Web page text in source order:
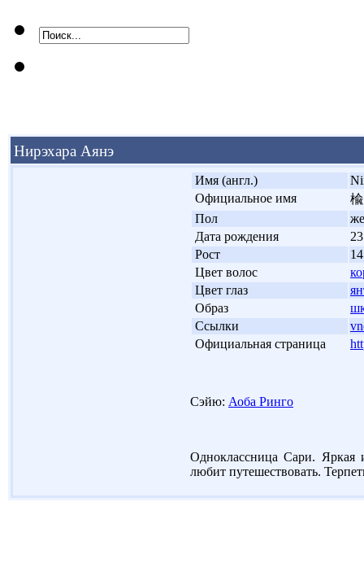
Нирэхара Аянэ
Имя (англ.)
Официальное имя
Пол
Дата рождения
Рост
Цвет волос
Цвет глаз
Образ
Ссылки
Официальная страница
Сэйю: Аоба Ринго
Одноклассница Сари. Яркая
любит путешествовать.